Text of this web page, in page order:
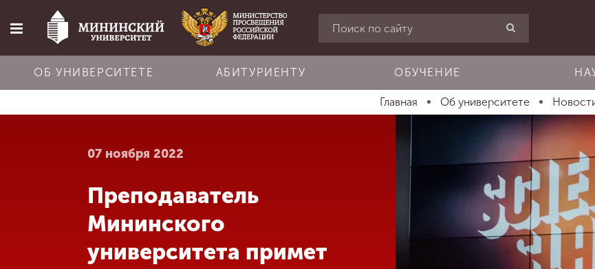
Главная
Об университете
Абитуриенту
Обучение
ОБ УНИВЕРСИТЕТЕ АБИТУРИЕНТУ ОБУЧЕНИЕ
Главная Об университете
07 ноября 2022
Преподаватель
Мининского
университета примет